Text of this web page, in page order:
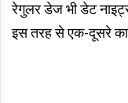
रेगुलर डेज भी डेट
इस तरह से एक-दूसरे का